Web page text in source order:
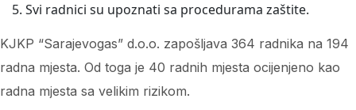
Svi radnici su upoznati sa procedurama zaštite.
KJKP “Sarajevogas” d.o.o. zapošljava 364 radnika na 194
radna mjesta. Od toga je 40 radnih mjesta ocijenjeno kao
radna mjesta sa velikim rizikom.